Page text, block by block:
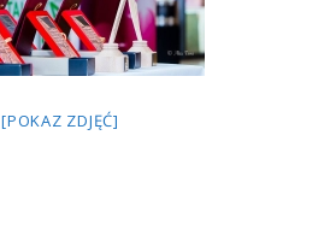
[POKAZ ZDJĘĆ]